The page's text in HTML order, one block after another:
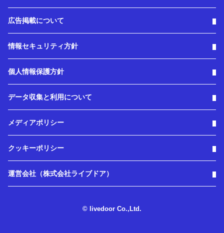
広告掲載について
情報セキュリティ方針
個人情報保護方針
データ収集と利用について
メディアポリシー
クッキーポリシー
運営会社（株式会社ライブドア）
© livedoor Co.,Ltd.